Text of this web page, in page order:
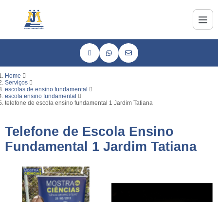
Home
Serviços
escolas de ensino fundamental
escola ensino fundamental
telefone de escola ensino fundamental 1 Jardim Tatiana
Telefone de Escola Ensino
Fundamental 1 Jardim Tatiana